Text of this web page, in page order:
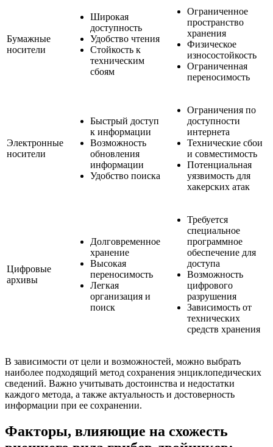
Бумажные
носители
Широкая
доступность
Удобство чтения
Стойкость к
техническим
сбоям
Ограниченное
пространство
хранения
Физическое
износостойкость
Ограниченная
переносимость
Электронные
носители
Быстрый доступ
к информации
Возможность
обновления
информации
Удобство поиска
Ограничения по
доступности
интернета
Технические сбои
и совместимость
Потенциальная
уязвимость для
хакерских атак
Цифровые
архивы
Долговременное
хранение
Высокая
переносимость
Легкая
организация и
поиск
Требуется
специальное
программное
обеспечение для
доступа
Возможность
цифрового
разрушения
Зависимость от
технических
средств хранения
В зависимости от цели и возможностей, можно выбрать
наиболее подходящий метод сохранения энциклопедических
сведений. Важно учитывать достоинства и недостатки
каждого метода, а также актуальность и достоверность
информации при ее сохранении.
Факторы, влияющие на схожесть